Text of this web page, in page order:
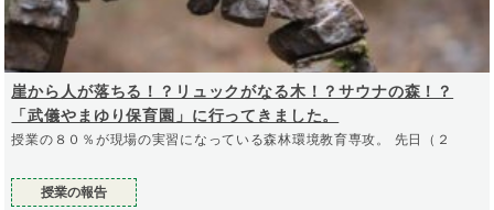
崖から人が落ちる！？リュックがなる木！？サウナの森！？
「武儀やまゆり保育園」に行ってきました。
授業の８０％が現場の実習になっている森林環境教育専攻。 先日（２
授業の報告